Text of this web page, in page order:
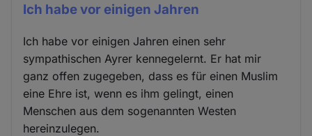
Ich habe vor einigen Jahren
Ich habe vor einigen Jahren einen sehr
sympathischen Ayrer kennegelernt. Er hat mir
ganz offen zugegeben, dass es für einen Muslim
eine Ehre ist, wenn es ihm gelingt, einen
Menschen aus dem sogenannten Westen
hereinzulegen.